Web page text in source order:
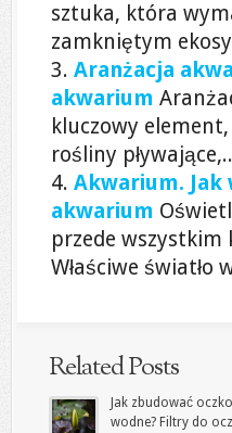
sztuka, która
zamkniętym
Aranżacja
akwarium
kluczowy
rośliny
Akwarium. Jak
akwarium
przede
Właściwe światło
Related Posts
Jak zbudować oczko
wodne? Filtry do